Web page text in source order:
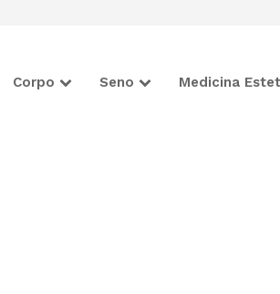
Corpo Seno Medicina